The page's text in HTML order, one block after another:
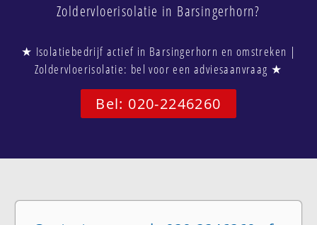
Zoldervloerisolatie in Barsingerhorn?
★ Isolatiebedrijf actief in Barsingerhorn en omstreken |
Zoldervloerisolatie: bel voor een adviesaanvraag ★
Bel: 020-2246260